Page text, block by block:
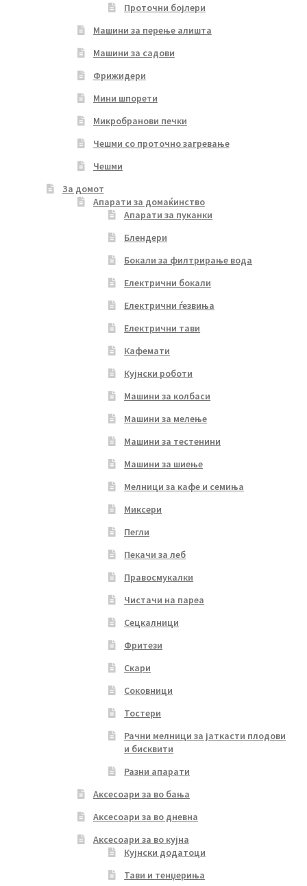
Проточни бојлери
Машини за перење алишта
Машини за садови
Фрижидери
Мини шпорети
Микробранови печки
Чешми со проточно загревање
Чешми
За домот
Апарати за домаќинство
Апарати за пуканки
Блендери
Бокали за филтрирање вода
Електрични бокали
Електрични ѓезвиња
Електрични тави
Кафемати
Кујнски роботи
Машини за колбаси
Машини за мелење
Машини за тестенини
Машини за шиење
Мелници за кафе и семиња
Миксери
Пегли
Пекачи за леб
Правосмукалки
Чистачи на пареа
Сецкалници
Фритези
Скари
Соковници
Тостери
Рачни мелници за јаткасти плодови
и бисквити
Разни апарати
Аксесоари за во бања
Аксесоари за во дневна
Аксесоари за во кујна
Кујнски додатоци
Тави и тенџериња